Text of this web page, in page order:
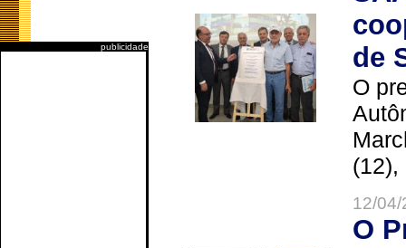
publicidade
de
O
(12),
12/
O